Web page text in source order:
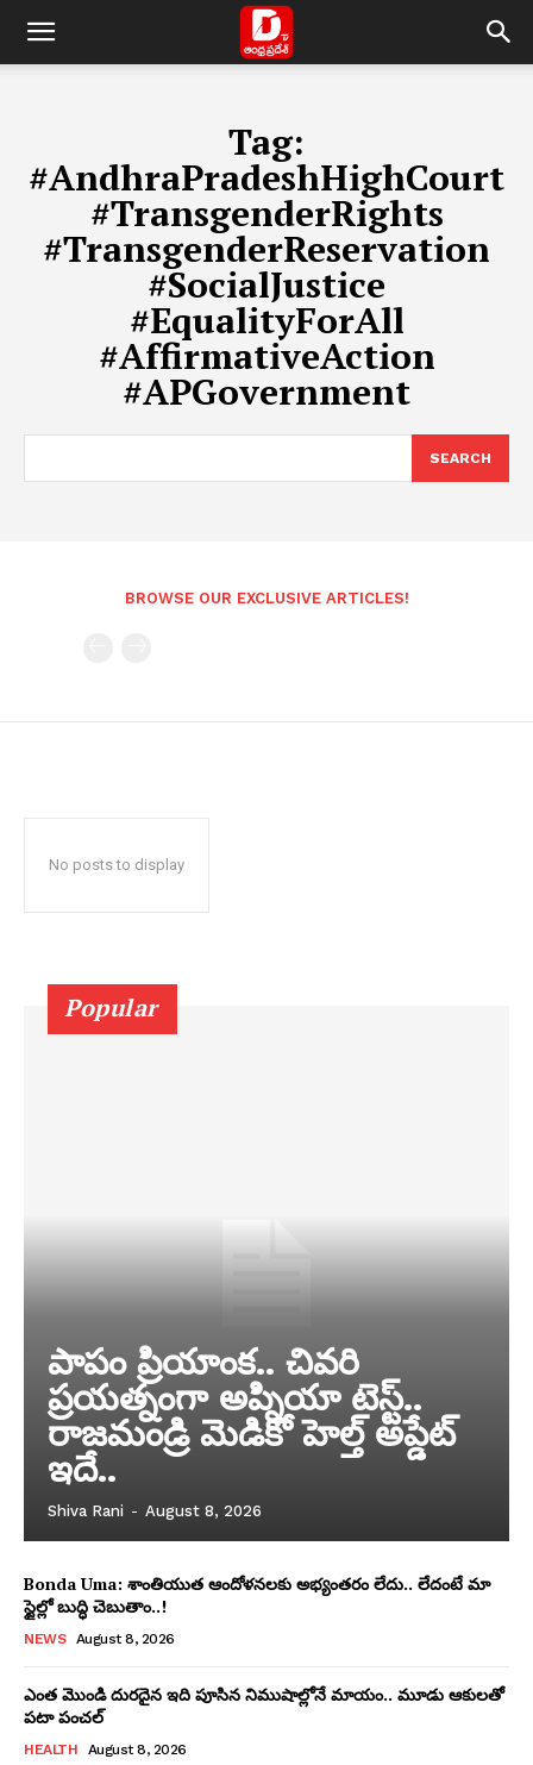
Tag:
#AndhraPradeshHighCourt
#TransgenderRights
#TransgenderReservation
#SocialJustice
#EqualityForAll
#AffirmativeAction
#APGovernment
SEARCH
BROWSE OUR EXCLUSIVE ARTICLES!
No posts to display
Popular
పాపం ప్రియాంక.. చివరి
ప్రయత్నంగా అప్నియా టెస్ట్..
రాజమండ్రి మెడికో హెల్త్ అప్డేట్
ఇదే..
Shiva Rani - August 8, 2026
Bonda Uma: శాంతియుత ఆందోళనలకు అభ్యంతరం లేదు.. లేదంటే మా
స్టైల్లో బుద్ధి చెబుతాం..!
NEWS August 8, 2026
ఎంత మొండి దురదైన ఇది పూసిన నిముషాల్లోనే మాయం.. మూడు ఆకులతో
పటా పంచల్
HEALTH August 8, 2026